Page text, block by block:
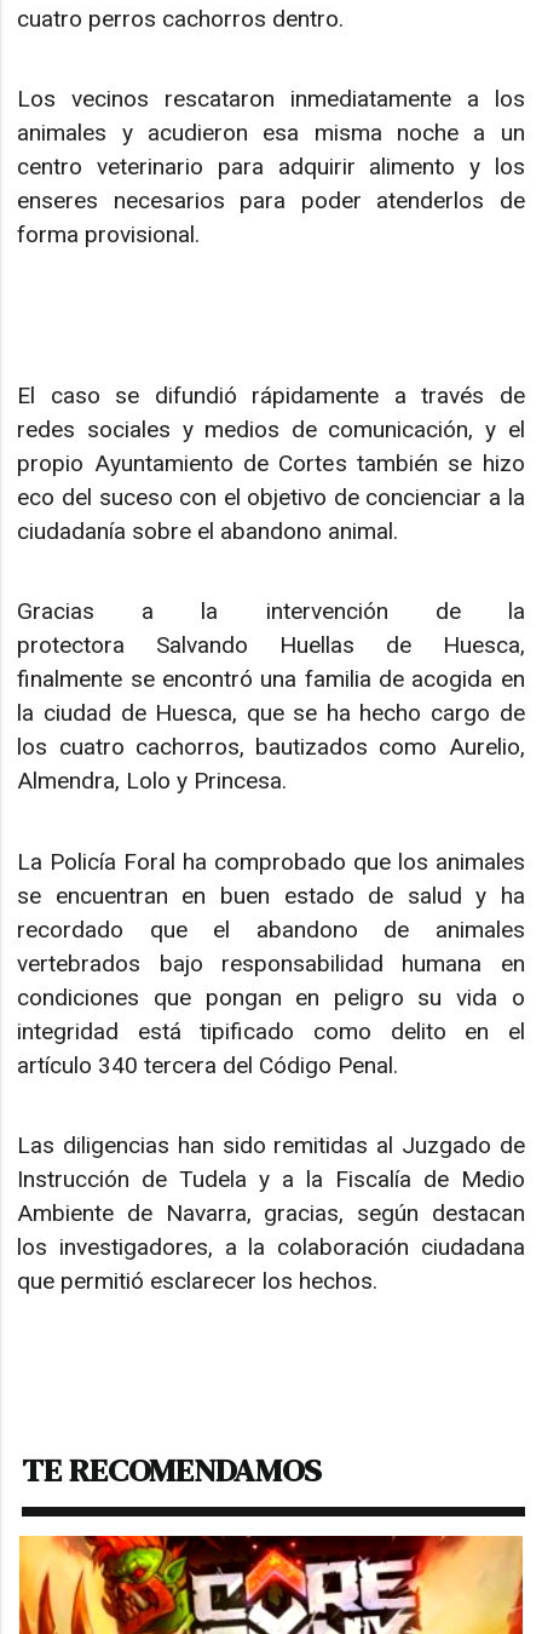
cuatro perros cachorros dentro.
Los vecinos rescataron inmediatamente a los
animales y acudieron esa misma noche a un
centro veterinario para adquirir alimento y los
enseres necesarios para poder atenderlos de
forma provisional.
El caso se difundió rápidamente a través de
redes sociales y medios de comunicación, y el
propio Ayuntamiento de Cortes también se hizo
eco del suceso con el objetivo de concienciar a la
ciudadanía sobre el abandono animal.
Gracias a la intervención de la
protectora Salvando Huellas de Huesca,
finalmente se encontró una familia de acogida en
la ciudad de Huesca, que se ha hecho cargo de
los cuatro cachorros, bautizados como Aurelio,
Almendra, Lolo y Princesa.
La Policía Foral ha comprobado que los animales
se encuentran en buen estado de salud y ha
recordado que el abandono de animales
vertebrados bajo responsabilidad humana en
condiciones que pongan en peligro su vida o
integridad está tipificado como delito en el
artículo 340 tercera del Código Penal.
Las diligencias han sido remitidas al Juzgado de
Instrucción de Tudela y a la Fiscalía de Medio
Ambiente de Navarra, gracias, según destacan
los investigadores, a la colaboración ciudadana
que permitió esclarecer los hechos.
TE RECOMENDAMOS